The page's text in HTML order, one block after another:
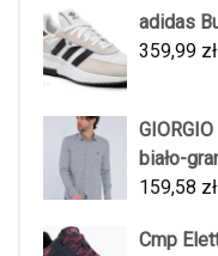
adidas
359,99 zł
biało-
159,58 zł
Cmp